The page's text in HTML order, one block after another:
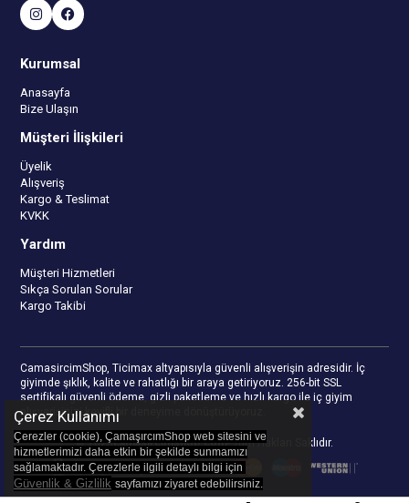
Kurumsal
Anasayfa
Bize Ulaşın
Müşteri İlişkileri
Üyelik
Alışveriş
Kargo & Teslimat
KVKK
Yardım
Müşteri Hizmetleri
Sıkça Sorulan Sorular
Kargo Takibi
CamasircimShop, Ticimax altyapısıyla güvenli alışverişin adresidir. İç
giyimde şıklık, kalite ve rahatlığı bir araya getiriyoruz. 256-bit SSL
sertifikalı güvenli ödeme, gizli paketleme ve hızlı kargo ile iç giyim
alışverişinizi keyifli bir deneyime dönüştürüyoruz.
© 2023camasircimshop.com- Tüm Hakları Saklıdır.
Çerez Kullanımı
Çerezler (cookie), ÇamaşırcımShop web sitesini ve
hizmetlerimizi daha etkin bir şekilde sunmamızı
sağlamaktadır. Çerezlerle ilgili detaylı bilgi için
Güvenlik & Gizlilik sayfamızı ziyaret edebilirsiniz.